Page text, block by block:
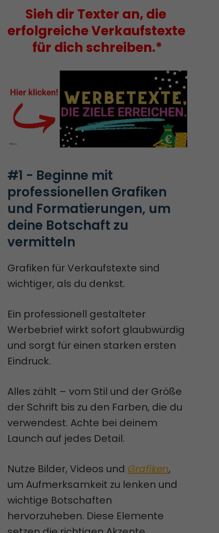
Sieh dir Texter an, die
erfolgreiche Verkaufstexte
für dich schreiben.*
#1 - Beginne mit
professionellen Grafiken
und Formatierungen, um
deine Botschaft zu
vermitteln
Grafiken für Verkaufstexte sind
wichtiger, als du denkst.
Ein professionell gestalteter
Werbebrief wirkt sofort glaubwürdig
und sorgt für einen starken ersten
Eindruck.
Alles zählt – vom Stil und der Größe
der Schrift bis zu den Farben, die du
verwendest. Achte bei deinem
Launch auf jedes Detail.
Nutze Bilder, Videos und Grafiken,
um Aufmerksamkeit zu lenken und
wichtige Botschaften
hervorzuheben. Diese Elemente